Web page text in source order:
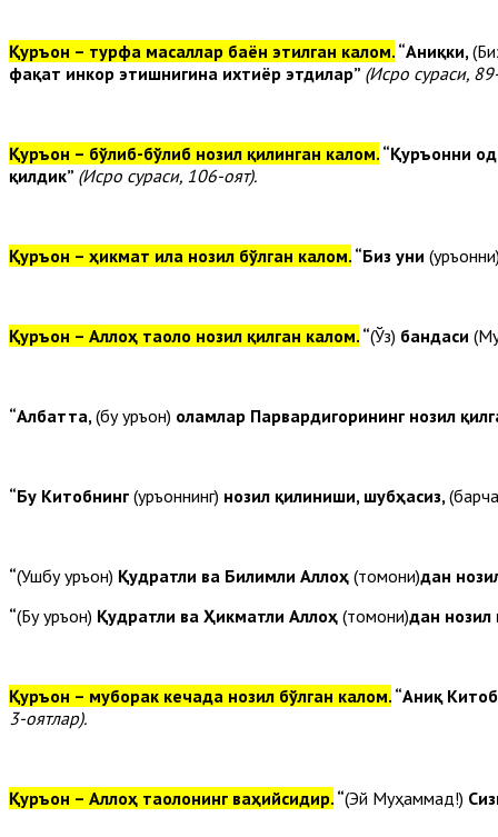
Қуръон – турфа масаллар баён этилган калом. “Аниқки,
фақат инкор этишнигина ихтиёр этдилар” (Исро сураси,
Қуръон – бўлиб-бўлиб нозил қилинган калом. “Қуръонни
қилдик” (Исро сураси, 106-оят).
Қуръон – ҳикмат ила нозил бўлган калом. “Биз уни
Қуръон – Аллоҳ таоло нозил қилган калом. “(Ўз) бандаси
“Албатта, (бу Қуръон) оламлар Парвардигорининг нозил
“Бу Китобнинг (Қуръоннинг) нозил қилиниши, шубҳасиз,
“(Ушбу Қуръон) Қудратли ва Билимли Аллоҳ (томони)дан
“(Бу Қуръон) Қудратли ва Ҳикматли Аллоҳ (томони)дан нозил
Қуръон – муборак кечада нозил бўлган калом. “Аниқ
3-оятлар).
Қуръон – Аллоҳ таолонинг ваҳийсидир. “(Эй Муҳаммад!)